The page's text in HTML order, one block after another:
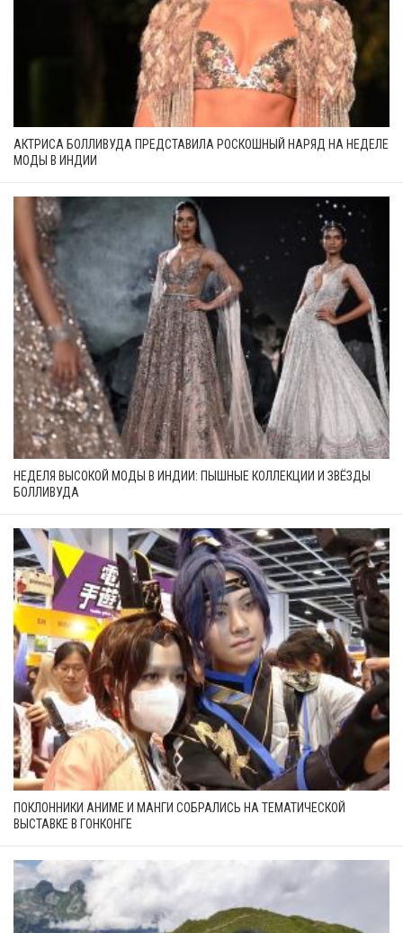
АКТРИСА БОЛЛИВУДА ПРЕДСТАВИЛА РОСКОШНЫЙ НАРЯД НА НЕДЕЛЕ
МОДЫ В ИНДИИ
НЕДЕЛЯ ВЫСОКОЙ МОДЫ В ИНДИИ: ПЫШНЫЕ КОЛЛЕКЦИИ И ЗВЁЗДЫ
БОЛЛИВУДА
ПОКЛОННИКИ АНИМЕ И МАНГИ СОБРАЛИСЬ НА ТЕМАТИЧЕСКОЙ
ВЫСТАВКЕ В ГОНКОНГЕ